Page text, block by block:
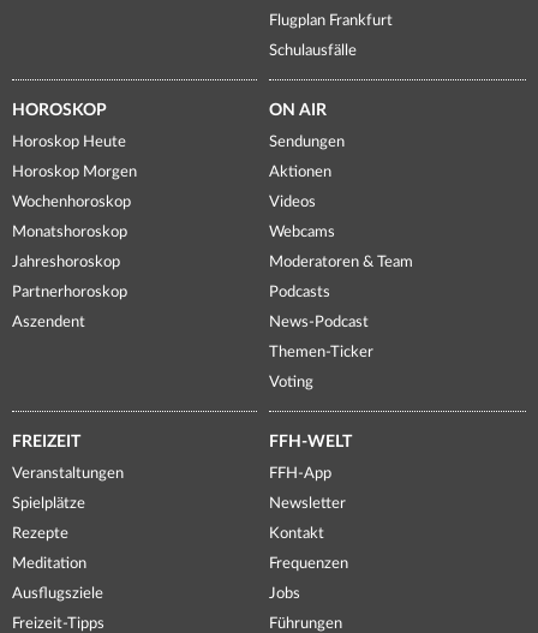
Flugplan Frankfurt
Schulausfälle
HOROSKOP
Horoskop Heute
Horoskop Morgen
Wochenhoroskop
Monatshoroskop
Jahreshoroskop
Partnerhoroskop
Aszendent
ON AIR
Sendungen
Aktionen
Videos
Webcams
Moderatoren & Team
Podcasts
News-Podcast
Themen-Ticker
Voting
FREIZEIT
Veranstaltungen
Spielplätze
Rezepte
Meditation
Ausflugsziele
Freizeit-Tipps
FFH-WELT
FFH-App
Newsletter
Kontakt
Frequenzen
Jobs
Führungen